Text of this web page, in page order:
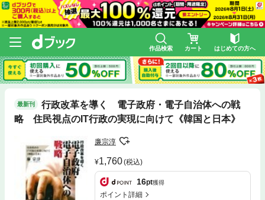
作品検索 カート はじめての方へ
最新刊
行政改革を導く 電子政府・電子自治体への戦
略 住民視点のIT行政の実現に向けて《韓国と日本》
廉宗淳
1,760(税込)
16pt獲得
ポイント詳細